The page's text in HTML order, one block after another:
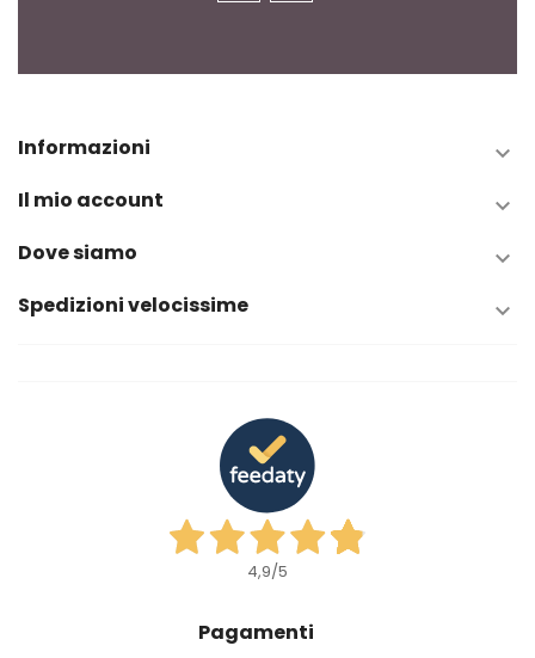
Informazioni 
Il mio account 
Dove siamo 
Spedizioni velocissime 
4,9/5
Pagamenti